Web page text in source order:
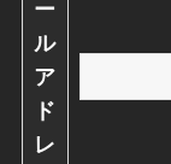
ー
ル
ア
ド
レ